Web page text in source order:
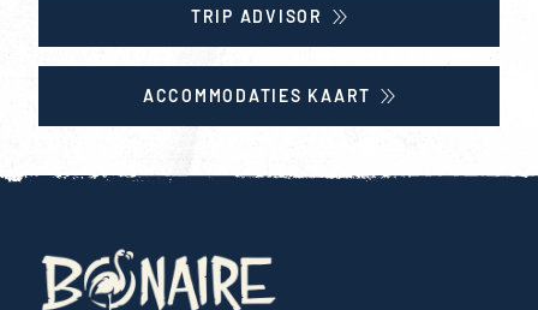
TRIP ADVISOR
ACCOMMODATIES KAART